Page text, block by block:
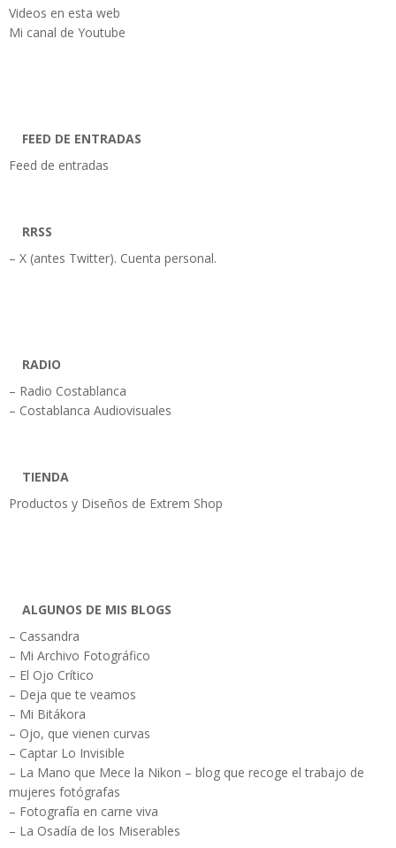
Videos en esta web
Mi canal de Youtube
FEED DE ENTRADAS
Feed de entradas
RRSS
– X (antes Twitter). Cuenta personal.
RADIO
– Radio Costablanca
– Costablanca Audiovisuales
TIENDA
Productos y Diseños de Extrem Shop
ALGUNOS DE MIS BLOGS
– Cassandra
– Mi Archivo Fotográfico
– El Ojo Crítico
– Deja que te veamos
– Mi Bitákora
– Ojo, que vienen curvas
– Captar Lo Invisible
– La Mano que Mece la Nikon – blog que recoge el trabajo de
mujeres fotógrafas
– Fotografía en carne viva
– La Osadía de los Miserables